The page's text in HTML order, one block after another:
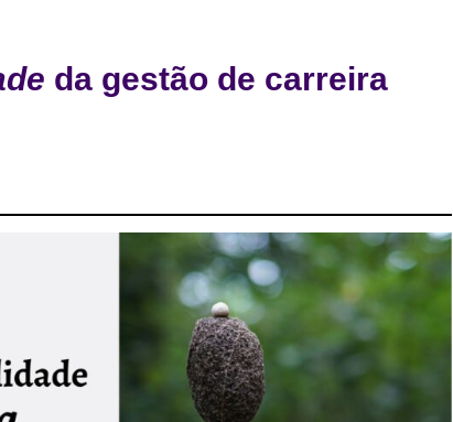
da gestão de carreira